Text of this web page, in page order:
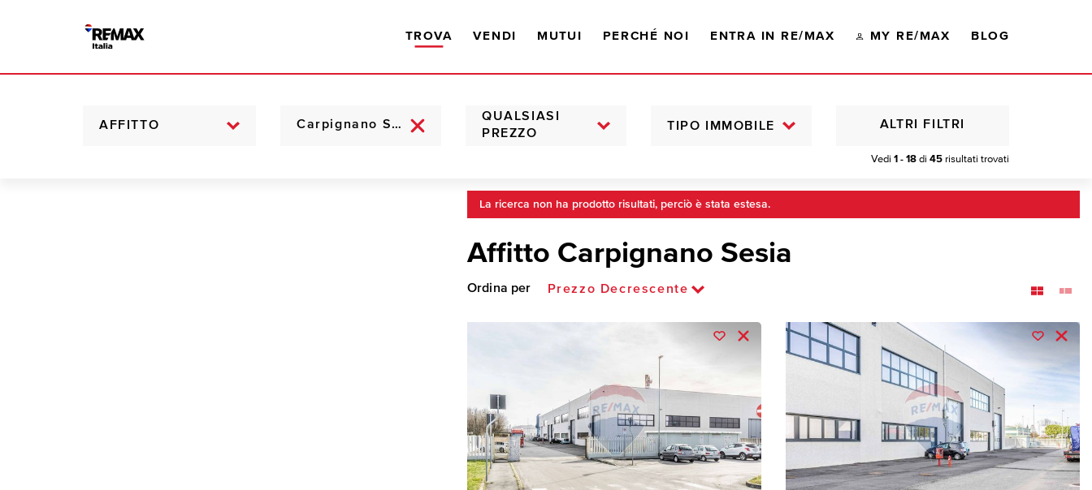
TROVA VENDI MUTUI PERCHÉ NOI ENTRA IN RE/MAX MY RE/MAX BLOG
AFFITTO
QUALSIASI
PREZZO
TIPO IMMOBILE
Vedi 1 - 18 di 45 risultati trovati
ALTRI FILTRI
La ricerca non ha prodotto risultati, perciò è stata estesa.
Affitto Carpignano Sesia
Ordina per Prezzo Decrescente